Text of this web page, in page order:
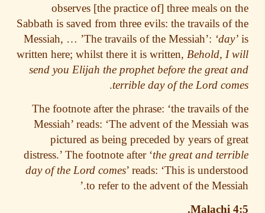
observes [the practice of] three meals
Sabbath is saved from three evils: the travails
Messiah, … ’The travails of the Messiah’:
written here; whilst there it is written,Behold, I
send you Elijah the prophet before the great
terrible day of the Lord
.
The footnote after the phrase: ‘the travails
Messiah’ reads: ‘The advent of the Messiah
pictured as being preceded by years of
distress.’ The footnote after ‘the great and
day of the Lord comes ’ reads: ‘This is
to refer to the advent of the
Malachi